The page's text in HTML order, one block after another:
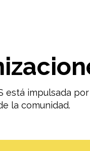
impulsada
la comunidad.